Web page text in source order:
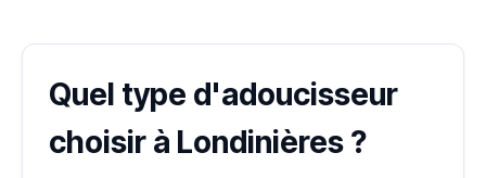
Quel type d'adoucisseur
choisir à Londinières ?